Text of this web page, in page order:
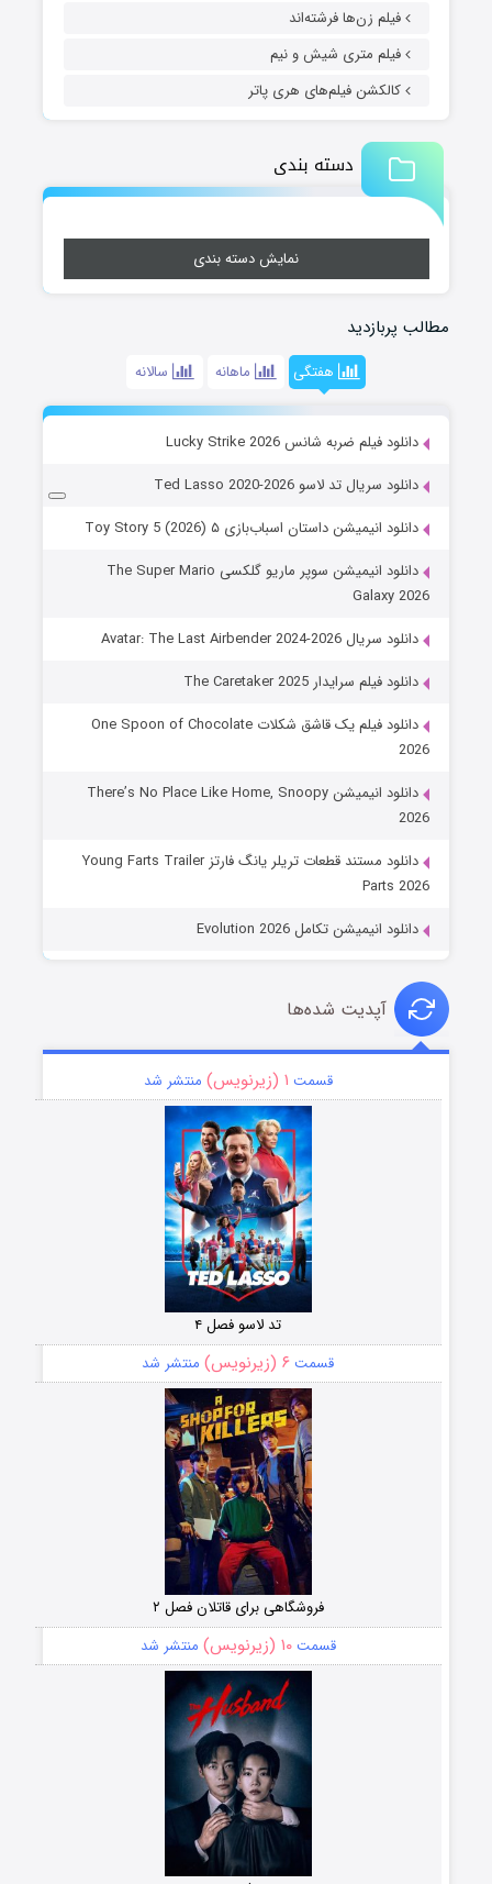
فیلم زن‌ها فرشته‌اند
فیلم متری شیش و نیم
کالکشن فیلم‌های هری پاتر
دسته بندی
نمایش دسته بندی
مطالب پربازدید
هفتگی ماهانه سالانه
دانلود فیلم ضربه شانس Lucky Strike 2026
دانلود سریال تد لاسو Ted Lasso 2020-2026
دانلود انیمیشن داستان اسباب‌بازی ۵ Toy Story 5 (2026)
دانلود انیمیشن سوپر ماریو گلکسی The Super Mario
Galaxy 2026
دانلود سریال Avatar: The Last Airbender 2024-2026
دانلود فیلم سرایدار The Caretaker 2025
دانلود فیلم یک قاشق شکلات One Spoon of Chocolate
2026
دانلود انیمیشن There’s No Place Like Home, Snoopy
2026
دانلود مستند قطعات تریلر یانگ فارتز Young Farts Trailer
Parts 2026
دانلود انیمیشن تکامل Evolution 2026
آپدیت شده‌ها
قسمت ۱ (زیرنویس) منتشر شد
تد لاسو فصل ۴
قسمت ۶ (زیرنویس) منتشر شد
فروشگاهی برای قاتلان فصل ۲
قسمت۱۰ (زیرنویس) منتشر شد